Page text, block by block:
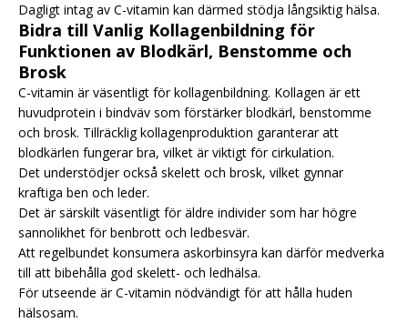
Dagligt intag av C-vitamin kan därmed stödja långsiktig hälsa.
Bidra till Vanlig Kollagenbildning för
Funktionen av Blodkärl, Benstomme och
Brosk
C-vitamin är väsentligt för kollagenbildning. Kollagen är ett
huvudprotein i bindväv som förstärker blodkärl, benstomme
och brosk. Tillräcklig kollagenproduktion garanterar att
blodkärlen fungerar bra, vilket är viktigt för cirkulation.
Det understödjer också skelett och brosk, vilket gynnar
kraftiga ben och leder.
Det är särskilt väsentligt för äldre individer som har högre
sannolikhet för benbrott och ledbesvär.
Att regelbundet konsumera askorbinsyra kan därför medverka
till att bibehålla god skelett- och ledhälsa.
För utseende är C-vitamin nödvändigt för att hålla huden
hälsosam.